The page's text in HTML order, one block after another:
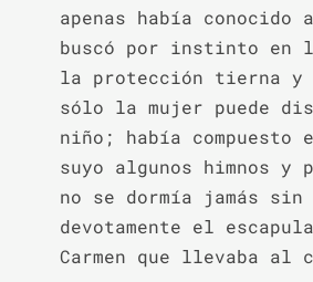
apenas había conocido
buscó por instinto en
la protección tierna y
sólo la mujer puede
niño; había compuesto
suyo algunos himnos y
no se dormía jamás sin
devotamente el
Carmen que llevaba al